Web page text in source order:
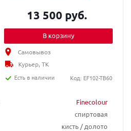
Finecolour
спиртовая
кисть / долото
13 500 руб.
В корзину
Самовывоз
Курьер, ТК
Есть в наличии
Код: EF102-TB60